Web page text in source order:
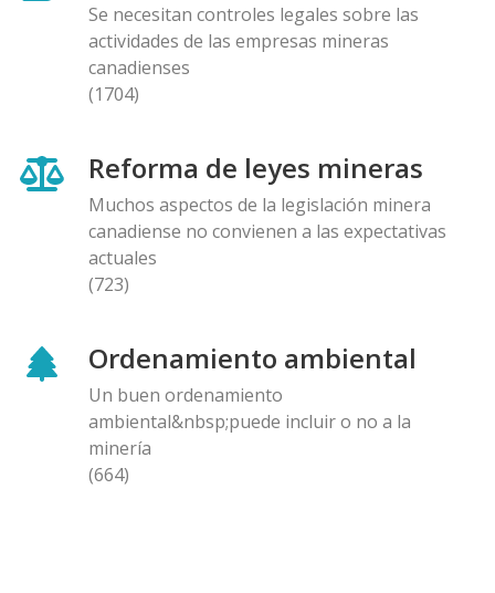
Se necesitan controles legales sobre las
actividades de las empresas mineras
canadienses
(1704)
Reforma de leyes mineras
Muchos aspectos de la legislación minera
canadiense no convienen a las expectativas
actuales
(723)
Ordenamiento ambiental
Un buen ordenamiento
ambiental&nbsp;puede incluir o no a la
minería
(664)